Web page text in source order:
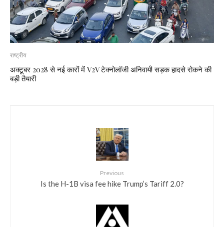
राष्ट्रीय
अक्टूबर 2028 से नई कारों में V2V टेक्नोलॉजी अनिवार्य! सड़क हादसे रोकने की
बड़ी तैयारी
Previous
Is the H-1B visa fee hike Trump’s Tariff 2.0?